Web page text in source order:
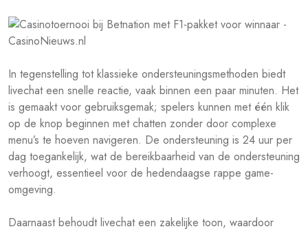
In tegenstelling tot klassieke ondersteuningsmethoden biedt
livechat een snelle reactie, vaak binnen een paar minuten. Het
is gemaakt voor gebruiksgemak; spelers kunnen met één klik
op de knop beginnen met chatten zonder door complexe
menu’s te hoeven navigeren. De ondersteuning is 24 uur per
dag toegankelijk, wat de bereikbaarheid van de ondersteuning
verhoogt, essentieel voor de hedendaagse rappe game-
omgeving.
Daarnaast behoudt livechat een zakelijke toon, waardoor